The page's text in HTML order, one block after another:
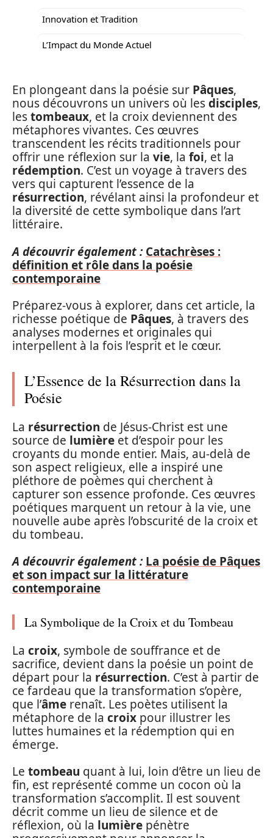
Innovation et Tradition
L’Impact du Monde Actuel
En plongeant dans la poésie sur Pâques,
nous découvrons un univers où lesdisciples,
lestombeaux, et la croix deviennent des
métaphores vivantes. Ces œuvres
transcendent les récits traditionnels pour
offrir une réflexion sur la vie, la foi, et la
rédemption. C’est un voyage à travers des
vers qui capturent l’essence de la
résurrection, révélant ainsi la profondeur et
la diversité de cette symbolique dans l’art
littéraire.
A découvrir également : Catachrèses :
définition et rôle dans la poésie
contemporaine
Préparez-vous à explorer, dans cet article, la
richesse poétique de Pâques, à travers des
analyses modernes et originales qui
interpellent à la fois l’esprit et le cœur.
L’Essence de la Résurrection dans la
Poésie
La résurrection de Jésus-Christ est une
source de lumière et d’espoir pour les
croyants du monde entier. Mais, au-delà de
son aspect religieux, elle a inspiré une
pléthore de poèmes qui cherchent à
capturer son essence profonde. Ces œuvres
poétiques marquent un retour à la vie, une
nouvelle aube après l’obscurité de la croix et
du tombeau.
A découvrir également : La poésie de Pâques
et son impact sur la littérature
contemporaine
La Symbolique de la Croix et du Tombeau
La croix, symbole de souffrance et de
sacrifice, devient dans la poésie un point de
départ pour la résurrection. C’est à partir de
ce fardeau que la transformation s’opère,
que l’âme renaît. Les poètes utilisent la
métaphore de la croix pour illustrer les
luttes humaines et la rédemption qui en
émerge.
Le tombeau quant à lui, loin d’être un lieu de
fin, est représenté comme un cocon où la
transformation s’accomplit. Il est souvent
décrit comme un lieu de silence et de
réflexion, où la lumière pénètre